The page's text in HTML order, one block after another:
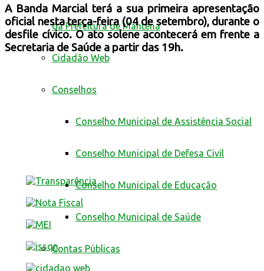
da Prefeitura de Mantena
Cidadão Web
Conselhos
Conselho Municipal de Assistência Social
Conselho Municipal de Defesa Civil
Conselho Municipal de Educação
Conselho Municipal de Saúde
Contas Públicas
A Banda Marcial terá a sua primeira apresentação
oficial nesta terça-feira (04 de setembro), durante o
desfile cívico. O ato solene acontecerá em frente a
Secretaria de Saúde a partir das 19h.